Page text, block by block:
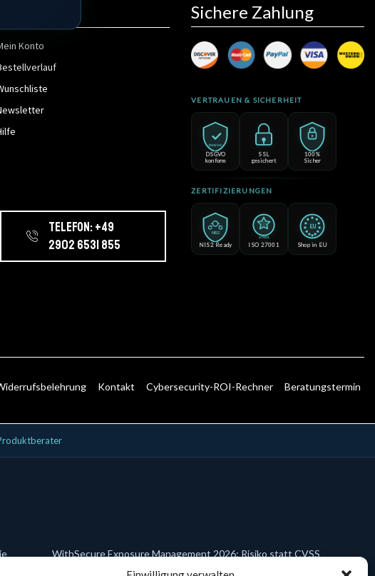
Konto
Sichere Zahlung
VERTRAUEN & SICHERHEIT
DSGVO
DSGVO
konform
SSL
gesichert
100%
Sicher
ZERTIFIZIERUNGEN
NIS2
NIS2 Ready
27001
ISO 27001
EU
Shop in EU
Telefon: +49
2902 6531 855
Kontakt Cybersecurity-ROI-Rechner Beratungstermin
WithSecure Exposure Management 2026: Risiko statt CVSS